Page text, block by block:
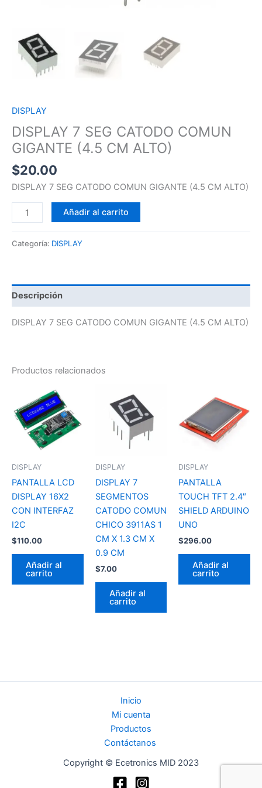
DISPLAY
DISPLAY 7 SEG CATODO COMUN
GIGANTE (4.5 CM ALTO)
$20.00
DISPLAY 7 SEG CATODO COMUN GIGANTE (4.5 CM ALTO)
Añadir al carrito
Categoría: DISPLAY
Descripción
DISPLAY 7 SEG CATODO COMUN GIGANTE (4.5 CM ALTO)
Productos relacionados
DISPLAY
PANTALLA LCD
DISPLAY 16X2
CON INTERFAZ
I2C
$110.00
Añadir al
carrito
DISPLAY
DISPLAY 7
SEGMENTOS
CATODO COMUN
CHICO 3911AS 1
CM X 1.3 CM X
0.9 CM
$7.00
Añadir al
carrito
DISPLAY
PANTALLA
TOUCH TFT 2.4″
SHIELD ARDUINO
UNO
$296.00
Añadir al
carrito
Inicio
Mi cuenta
Productos
Contáctanos
Copyright © Ecetronics MID 2023